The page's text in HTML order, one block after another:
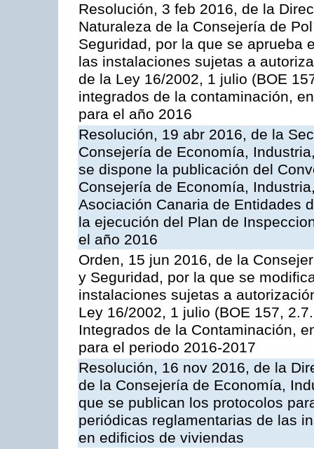
Resolución, 3 feb 2016, de la
Naturaleza de la Consejería de
Seguridad, por la que se aprueba
las instalaciones sujetas a
de la Ley 16/2002, 1 julio (BOE
integrados de la contaminación,
para el año 2016
Resolución, 19 abr 2016, de la
Consejería de Economía,
se dispone la publicación del
Consejería de Economía,
Asociación Canaria de Entidades
la ejecución del Plan de
el año 2016
Orden, 15 jun 2016, de la
y Seguridad, por la que se
instalaciones sujetas a
Ley 16/2002, 1 julio (BOE 157,
Integrados de la Contaminación,
para el periodo 2016-2017
Resolución, 16 nov 2016, de la
de la Consejería de Economía,
que se publican los protocolos
periódicas reglamentarias de las
en edificios de viviendas